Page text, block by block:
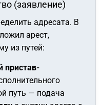
(заявление)
адресата. В
арест,
из путей:
пристав-
путь — подача